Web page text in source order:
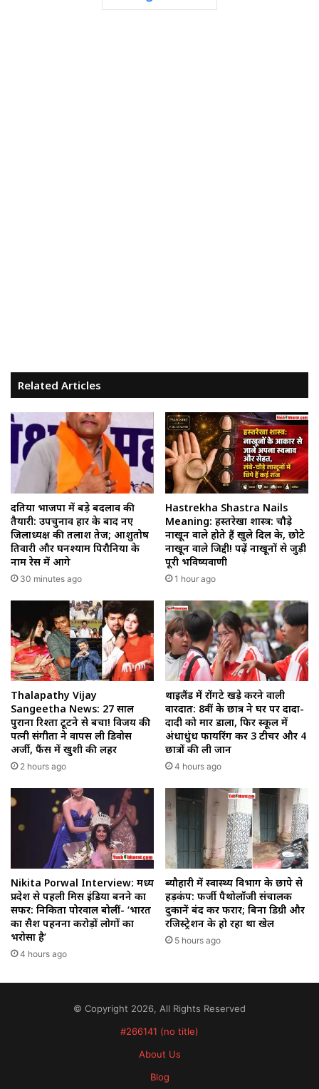
Related Articles
दतिया भाजपा में बड़े बदलाव की
तैयारी: उपचुनाव हार के बाद नए
जिलाध्यक्ष की तलाश तेज; आशुतोष
तिवारी और घनश्याम पिरौनिया के
नाम रेस में आगे
30 minutes ago
Hastrekha Shastra Nails
Meaning: हस्तरेखा शास्त्र: चौड़े
नाखून वाले होते हैं खुले दिल के, छोटे
नाखून वाले जिद्दी! पढ़ें नाखूनों से जुड़ी
पूरी भविष्यवाणी
1 hour ago
Thalapathy Vijay
Sangeetha News: 27 साल
पुराना रिश्ता टूटने से बचा! विजय की
पत्नी संगीता ने वापस ली डिवोर्स
अर्जी, फैंस में खुशी की लहर
2 hours ago
थाईलैंड में रोंगटे खड़े करने वाली
वारदात: 8वीं के छात्र ने घर पर दादा-
दादी को मार डाला, फिर स्कूल में
अंधाधुंध फायरिंग कर 3 टीचर और 4
छात्रों की ली जान
4 hours ago
Nikita Porwal Interview: मध्य
प्रदेश से पहली मिस इंडिया बनने का
सफर: निकिता पोरवाल बोलीं- ‘भारत
का सैश पहनना करोड़ों लोगों का
भरोसा है’
4 hours ago
ब्यौहारी में स्वास्थ्य विभाग के छापे से
हड़कंप: फर्जी पैथोलॉजी संचालक
दुकानें बंद कर फरार; बिना डिग्री और
रजिस्ट्रेशन के हो रहा था खेल
5 hours ago
© Copyright 2026, All Rights Reserved
#266141 (no title)
About Us
Blog